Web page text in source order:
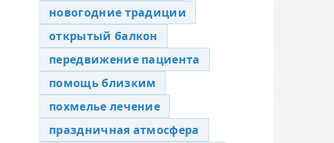
новогодние традиции
открытый балкон
передвижение пациента
помощь близким
похмелье лечение
праздничная атмосфера